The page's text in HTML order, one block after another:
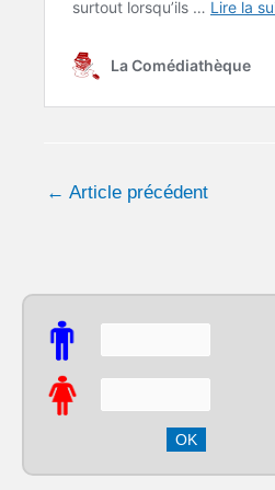
← Article précédent